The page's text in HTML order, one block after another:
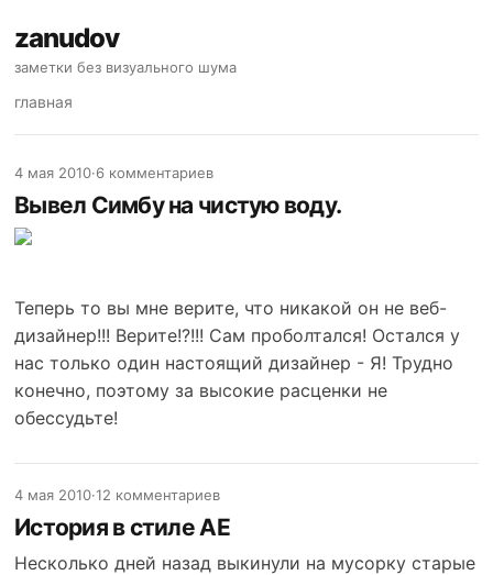
zanudov
заметки без визуального шума
главная
4 мая 2010·6 комментариев
Вывел Симбу на чистую воду.
Теперь то вы мне верите, что никакой он не веб-
дизайнер!!! Верите!?!!! Сам проболтался! Остался у
нас только один настоящий дизайнер - Я! Трудно
конечно, поэтому за высокие расценки не
обессудьте!
4 мая 2010·12 комментариев
История в стиле АЕ
Несколько дней назад выкинули на мусорку старые